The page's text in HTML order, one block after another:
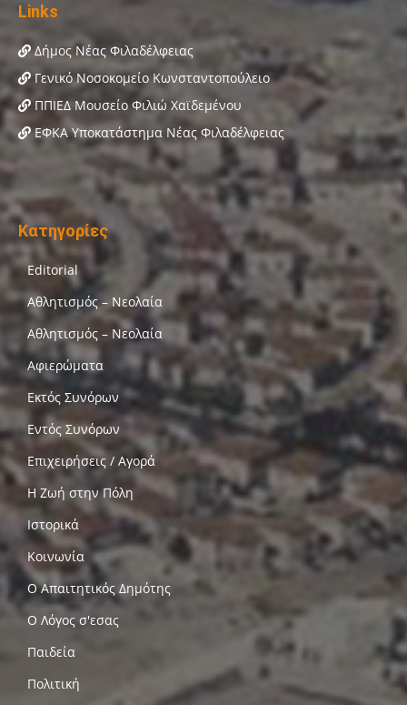
Links
Δήμος Νέας Φιλαδέλφειας
Γενικό Νοσοκομείο Κωνσταντοπούλειο
ΠΠΙΕΔ Μουσείο Φιλιώ Χαϊδεμένου
ΕΦΚΑ Υποκατάστημα Νέας Φιλαδέλφειας
Κατηγορίες
Editorial
Αθλητισμός – Νεολαία
Αθλητισμός – Νεολαία
Αφιερώματα
Εκτός Συνόρων
Εντός Συνόρων
Επιχειρήσεις / Αγορά
Η Ζωή στην Πόλη
Ιστορικά
Κοινωνία
Ο Απαιτητικός Δημότης
Ο Λόγος σ'εσας
Παιδεία
Πολιτική